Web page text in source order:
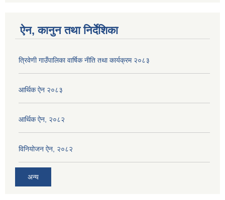
ऐन, कानुन तथा निर्देशिका
त्रिवेणी गाउँपालिका वार्षिक नीति तथा कार्यक्रम २०८३
आर्थिक ऐन २०८३
आर्थिक ऐन, २०८२
विनियोजन ऐन, २०८२
अन्य